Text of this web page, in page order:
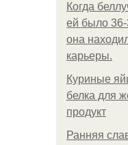
Когда
ей было 36-
она
карьеры.
Куриные
белка для
продукт
Ранняя